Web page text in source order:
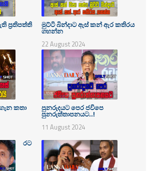
ප්‍රතිපත්ති මුට්ටි බින්දාට ඇස් කන් ඇර කතිරය
ගහන්න
22 August 2024
කතා පුනරුදයට පෙර ජවිපෙ
පුනරුත්තාපනයට..!
11 August 2024
රට